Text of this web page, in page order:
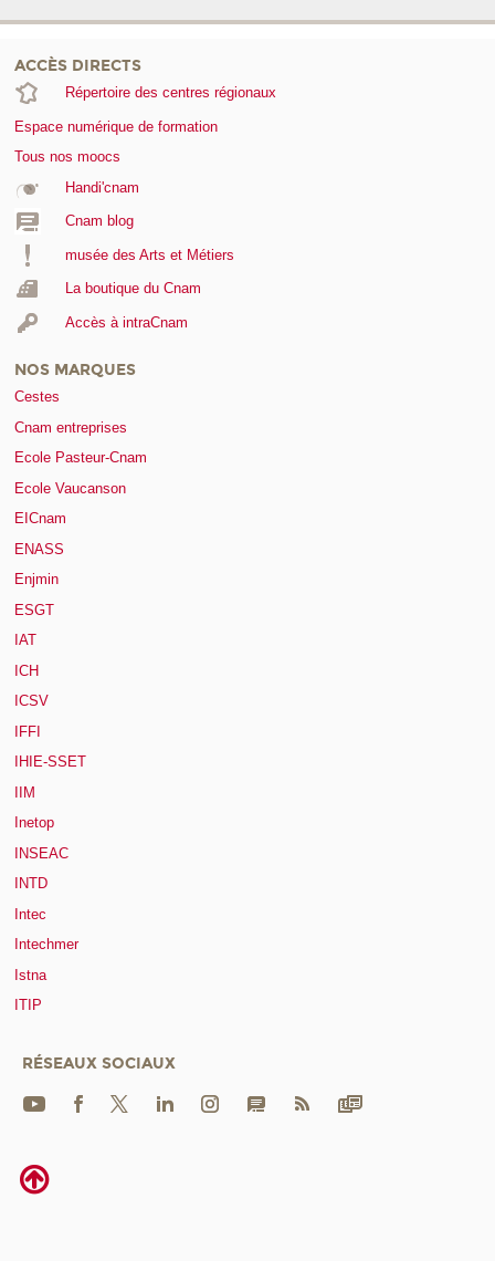
ACCÈS DIRECTS
Répertoire des centres régionaux
Espace numérique de formation
Tous nos moocs
Handi'cnam
Cnam blog
musée des Arts et Métiers
La boutique du Cnam
Accès à intraCnam
NOS MARQUES
Cestes
Cnam entreprises
Ecole Pasteur-Cnam
Ecole Vaucanson
EICnam
ENASS
Enjmin
ESGT
IAT
ICH
ICSV
IFFI
IHIE-SSET
IIM
Inetop
INSEAC
INTD
Intec
Intechmer
Istna
ITIP
RÉSEAUX SOCIAUX